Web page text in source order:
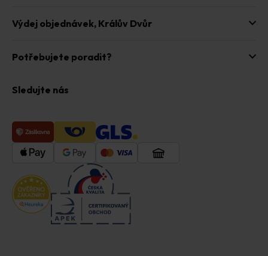
Výdej objednávek, Králův Dvůr
Potřebujete poradit?
Sledujte nás